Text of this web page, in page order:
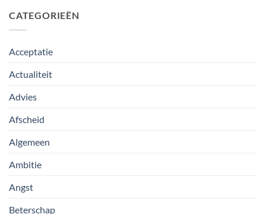
CATEGORIEËN
Acceptatie
Actualiteit
Advies
Afscheid
Algemeen
Ambitie
Angst
Beterschap